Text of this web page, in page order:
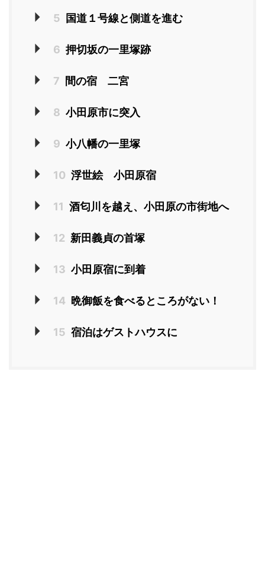
5 国道１号線と側道を進む
6 押切坂の一里塚跡
7 間の宿 二宮
8 小田原市に突入
9 小八幡の一里塚
10 浮世絵 小田原宿
11 酒匂川を越え、小田原の市街地へ
12 新田義貞の首塚
13 小田原宿に到着
14 晩御飯を食べるところがない！
15 宿泊はゲストハウスに